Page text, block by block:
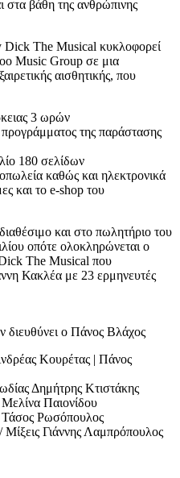
στα βάθη της ανθρώπινης
The Musical κυκλοφορεί
Music Group σε μια
αισθητικής, που
3 ωρών
της παράστασης
180 σελίδων
καθώς και ηλεκτρονικά
και το e-shop του
και στο πωλητήριο του
οπότε ολοκληρώνεται ο
The Musical που
Κακλέα με 23 ερμηνευτές
ο Πάνος Βλάχος
Κουρέτας | Πάνος
Δημήτρης Κτιστάκης
Παιονίδου
Τάσος Ρωσόπουλος
Γιάννης Λαμπρόπουλος